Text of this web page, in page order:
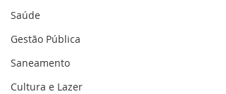
Saúde
Gestão Pública
Saneamento
Cultura e Lazer